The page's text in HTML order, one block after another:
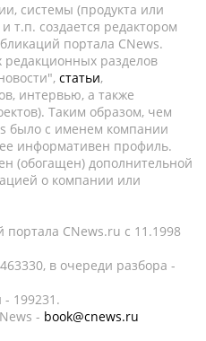
системы (продукта или
т.п. создается редактором
портала CNews.
редакционных разделов
статьи,
интервью, а также
Таким образом, чем
было с именем компании
информативен профиль.
(обогащен) дополнительной
о компании или
CNews.ru c 11.1998
в очереди разбора -
- 199231.
- book@cnews.ru